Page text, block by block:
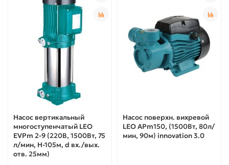
Насос вертикальный
многоступенчатый LEO
EVPm 2-9 (220В, 1500Вт, 75
л/мин, Н-105м, d вх./вых.
отв. 25мм)
Насос поверхн. вихревой
LEO APm150, (1500Вт, 80л/
мин, 90м) innovation 3.0